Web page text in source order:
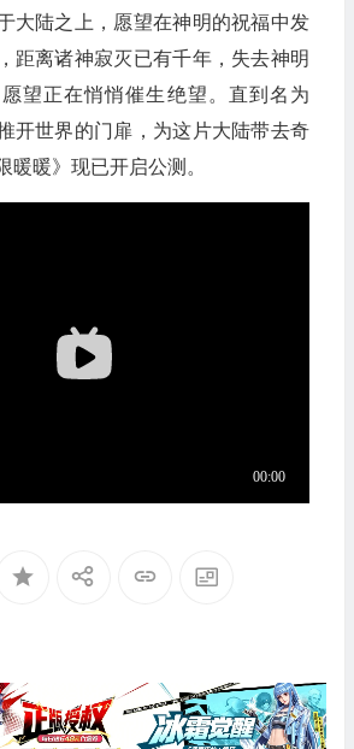
大陆之上，愿望在神明的祝福中发
距离诸神寂灭已有千年，失去神明
望正在悄悄催生绝望。直到名为
开世界的门扉，为这片大陆带去奇
暖暖》现已开启公测。